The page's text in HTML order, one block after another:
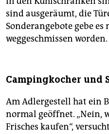
sind ausgeräumt, die
Sonderangebote gebe
weggeschmissen worden.
Campingkocher und
Am Adlergestell hat ein
normal geöffnet. „Nein,
Frisches kaufen“,